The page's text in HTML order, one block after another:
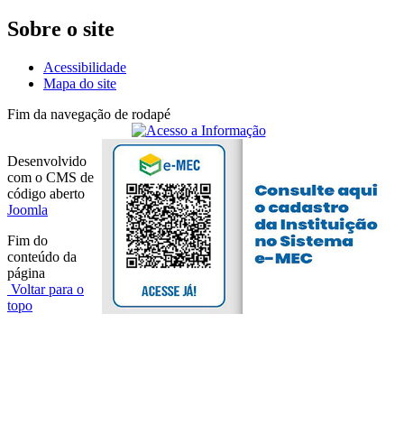
Sobre o site
Acessibilidade
Mapa do site
Fim da navegação de rodapé
Desenvolvido
com o CMS de
código aberto
Joomla
Fim do
conteúdo da
página
Voltar para o
topo